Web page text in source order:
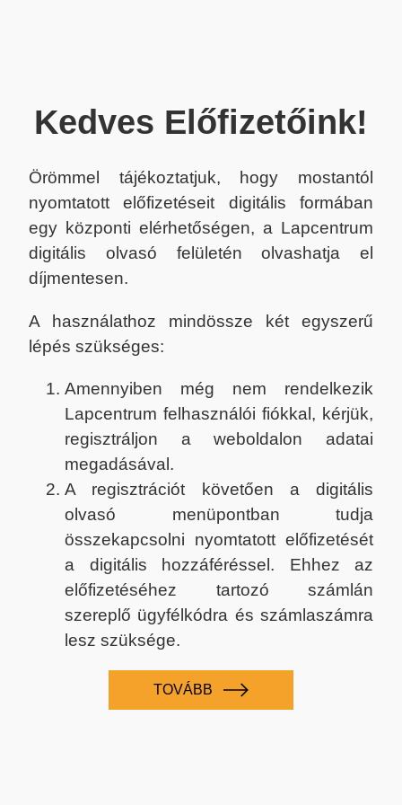
Kedves Előfizetőink!
Örömmel tájékoztatjuk, hogy mostantól
nyomtatott előfizetéseit digitális formában
egy központi elérhetőségen, a Lapcentrum
digitális olvasó felületén olvashatja el
díjmentesen.
A használathoz mindössze két egyszerű
lépés szükséges:
Amennyiben még nem rendelkezik
Lapcentrum felhasználói fiókkal, kérjük,
regisztráljon a weboldalon adatai
megadásával.
A regisztrációt követően a digitális
olvasó menüpontban tudja
összekapcsolni nyomtatott előfizetését
a digitális hozzáféréssel. Ehhez az
előfizetéséhez tartozó számlán
szereplő ügyfélkódra és számlaszámra
lesz szüksége.
TOVÁBB